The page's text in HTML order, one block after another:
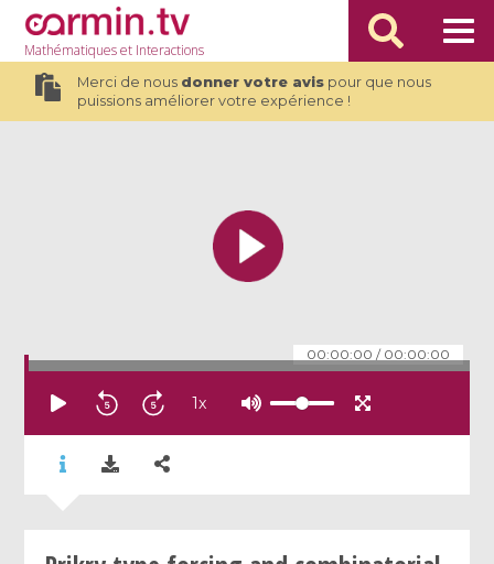
Mathématiqueset Interactions
Merci de nous donner votre avispour que nous
puissions améliorer votre expérience !
00:00:00 / 00:00:00
1x